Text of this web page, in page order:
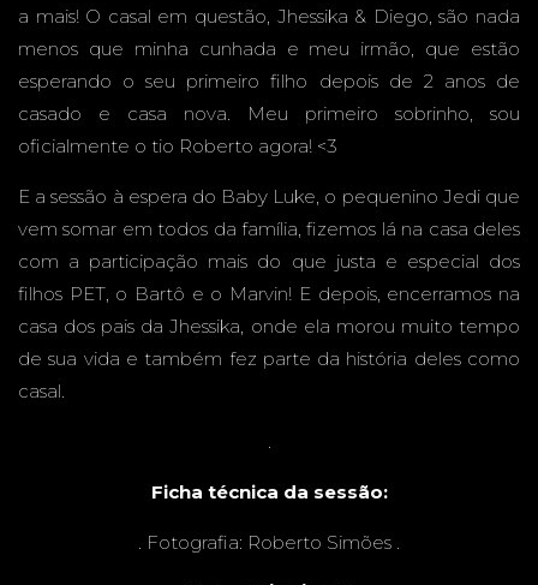
CASA -
JHESSI
KA &
DIEGO
a mais! O casal em questão, Jhessika & Diego, são nada
menos que minha cunhada e meu irmão, que estão
esperando o seu primeiro filho depois de 2 anos de
casado e casa nova. Meu primeiro sobrinho, sou
oficialmente o tio Roberto agora! <3
E a sessão à espera do Baby Luke, o pequenino Jedi que
vem somar em todos da família, fizemos lá na casa deles
com a participação mais do que justa e especial dos
filhos PET, o Bartô e o Marvin! E depois, encerramos na
casa dos pais da Jhessika, onde ela morou muito tempo
de sua vida e também fez parte da história deles como
casal.
.
Ficha técnica da sessão:
. Fotografia: Roberto Simões .